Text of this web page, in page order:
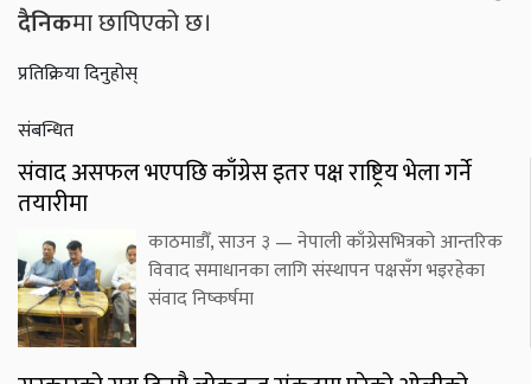
दैनिकमा छापिएको छ।
प्रतिक्रिया दिनुहोस्
संबन्धित
संवाद असफल भएपछि काँग्रेस इतर पक्ष राष्ट्रिय भेला गर्ने
तयारीमा
काठमाडौँ, साउन ३ — नेपाली काँग्रेसभित्रको आन्तरिक
विवाद समाधानका लागि संस्थापन पक्षसँग भइरहेका
संवाद निष्कर्षमा